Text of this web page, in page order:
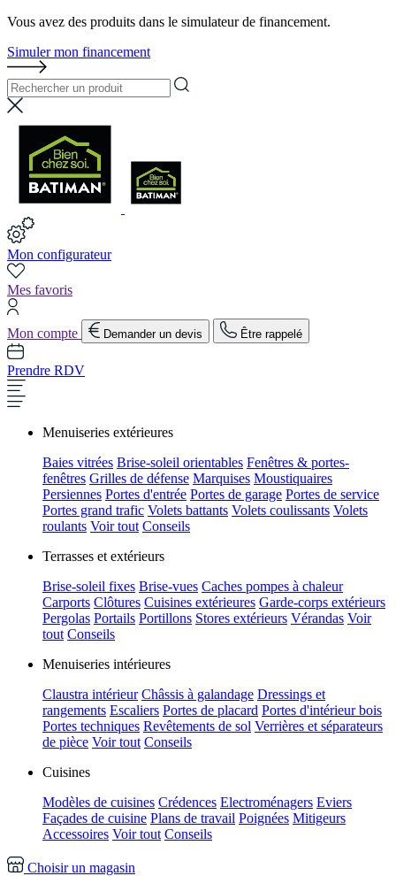
Vous avez des produits dans le simulateur de financement.
Simuler mon financement
Mon configurateur
Mes favoris
Mon compte Demander un devis Être rappelé
Prendre RDV
Menuiseries extérieures
Baies vitrées Brise-soleil orientables Fenêtres & portes-
fenêtres Grilles de défense Marquises Moustiquaires
Persiennes Portes d'entrée Portes de garage Portes de service
Portes grand trafic Volets battants Volets coulissants Volets
roulants Voir tout Conseils
Terrasses et extérieurs
Brise-soleil fixes Brise-vues Caches pompes à chaleur
Carports Clôtures Cuisines extérieures Garde-corps extérieurs
Pergolas Portails Portillons Stores extérieurs Vérandas Voir
tout Conseils
Menuiseries intérieures
Claustra intérieur Châssis à galandage Dressings et
rangements Escaliers Portes de placard Portes d'intérieur bois
Portes techniques Revêtements de sol Verrières et séparateurs
de pièce Voir tout Conseils
Cuisines
Modèles de cuisines Crédences Electroménagers Eviers
Façades de cuisine Plans de travail Poignées Mitigeurs
Accessoires Voir tout Conseils
Choisir un magasin